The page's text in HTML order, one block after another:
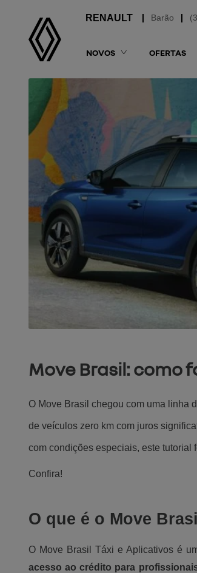
Barão
NOVOS OFERTAS
Move Brasil: como
O Move Brasil chegou com uma linha
de veículos zero km com juros
com condições especiais, este tutorial
Confira!
O que é o Move
O Move Brasil Táxi e Aplicativos é
acesso ao crédito para